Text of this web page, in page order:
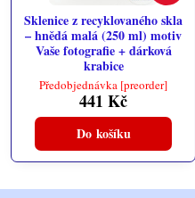
Sklenice z recyklovaného skla
– hnědá malá (250 ml) motiv
Vaše fotografie + dárková
krabice
Předobjednávka [preorder]
441 Kč
Do košíku